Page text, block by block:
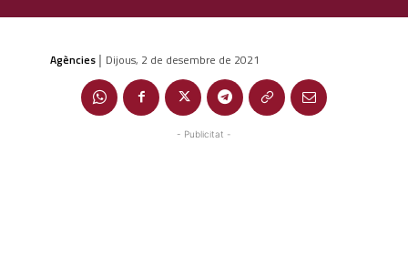
Agències | Dijous, 2 de desembre de 2021
- Publicitat -